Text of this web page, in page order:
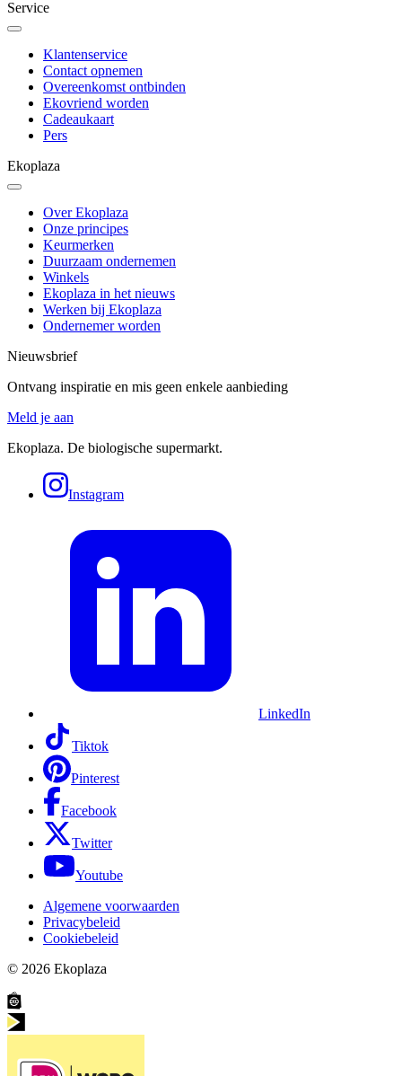
Service
Klantenservice
Contact opnemen
Overeenkomst ontbinden
Ekovriend worden
Cadeaukaart
Pers
Ekoplaza
Over Ekoplaza
Onze principes
Keurmerken
Duurzaam ondernemen
Winkels
Ekoplaza in het nieuws
Werken bij Ekoplaza
Ondernemer worden
Nieuwsbrief
Ontvang inspiratie en mis geen enkele aanbieding
Meld je aan
Ekoplaza. De biologische supermarkt.
Instagram
LinkedIn
Tiktok
Pinterest
Facebook
Twitter
Youtube
Algemene voorwaarden
Privacybeleid
Cookiebeleid
© 2026 Ekoplaza